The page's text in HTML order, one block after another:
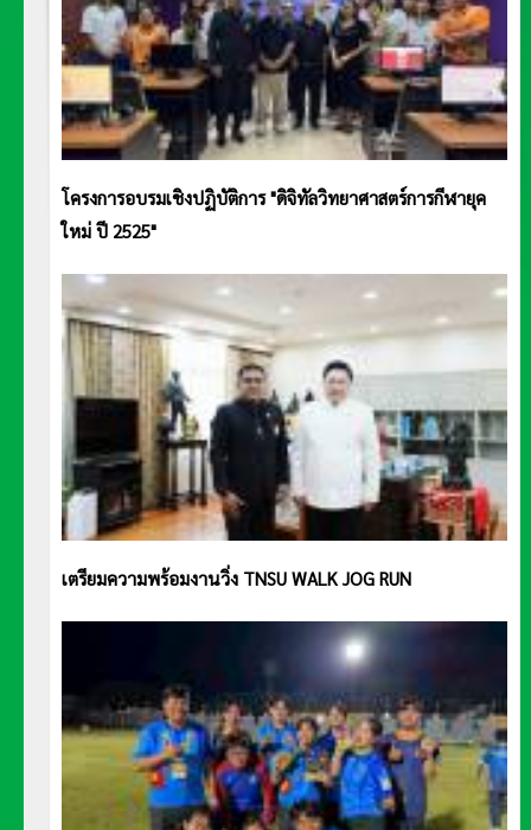
โครงการอบรมเชิงปฏิบัติการ "ดิจิทัลวิทยาศาสตร์การกีฬายุค
ใหม่ ปี 2525"
เตรียมความพร้อมงานวิ่ง TNSU WALK JOG RUN